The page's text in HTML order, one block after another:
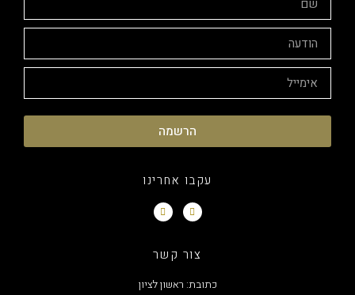
הרשמה
עקבו אחרינו
צור קשר
כתובת: ראשון לציון